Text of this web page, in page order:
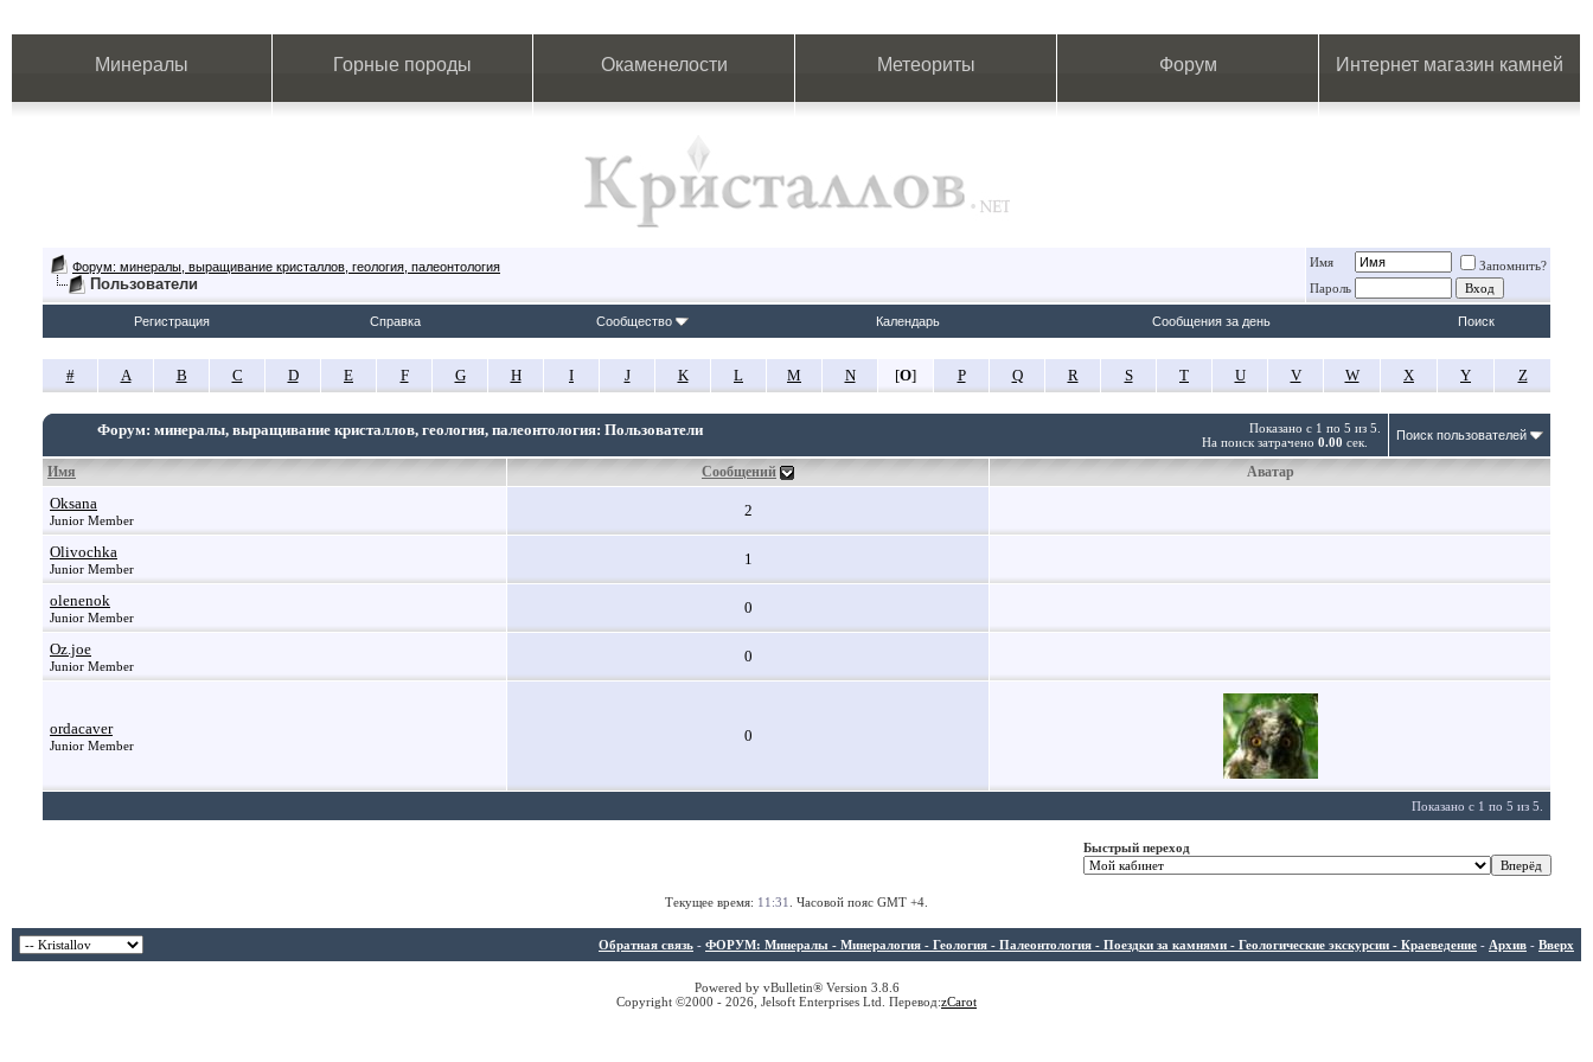
Минералы Горные породы Окаменелости Метеориты Форум Интернет магазин камней
Форум: минералы, выращивание кристаллов, геология, палеонтология
Пользователи
Имя
Запомнить?
Пароль
Регистрация Справка Сообщество Календарь Сообщения за день Поиск
# A B C D E F G H I J K L M N [O] P Q R S T U V W X Y Z
Показано с 1 по 5 из 5.
На поиск затрачено 0.00 сек.
Форум: минералы, выращивание кристаллов, геология, палеонтология: Пользователи Поиск пользователей
Имя Сообщений Аватар
Oksana
Junior Member
2
Olivochka
Junior Member
1
olenenok
Junior Member
0
Oz.joe
Junior Member
0
ordacaver
Junior Member
0
Показано с 1 по 5 из 5.
Быстрый переход
Текущее время: 11:31 . Часовой пояс GMT +4.
Обратная связь - ФОРУМ: Минералы - Минералогия - Геология - Палеонтология - Поездки за камнями - Геологические экскурсии - Краеведение - Архив - Вверх
Powered by vBulletin® Version 3.8.6
Copyright ©2000 - 2026, Jelsoft Enterprises Ltd. Перевод:zCarot